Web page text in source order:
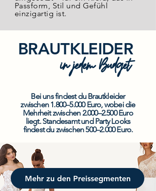
Passform, Stil und Gefühl
einzigartig ist.
BRAUTKLEIDER
in jedem Budget
Bei uns findest duBrautkleider
zwischen 1.800–5.000 Euro, wobei die
Mehrheit zwischen 2.000–2.500 Euro
liegt.StandesamtundParty Looks
findest du zwischen 500–2.000 Euro.
Mehr zu den Preissegmenten